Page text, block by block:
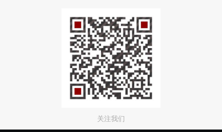
关注我们